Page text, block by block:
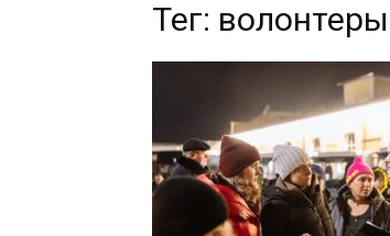
Тег: волонтеры